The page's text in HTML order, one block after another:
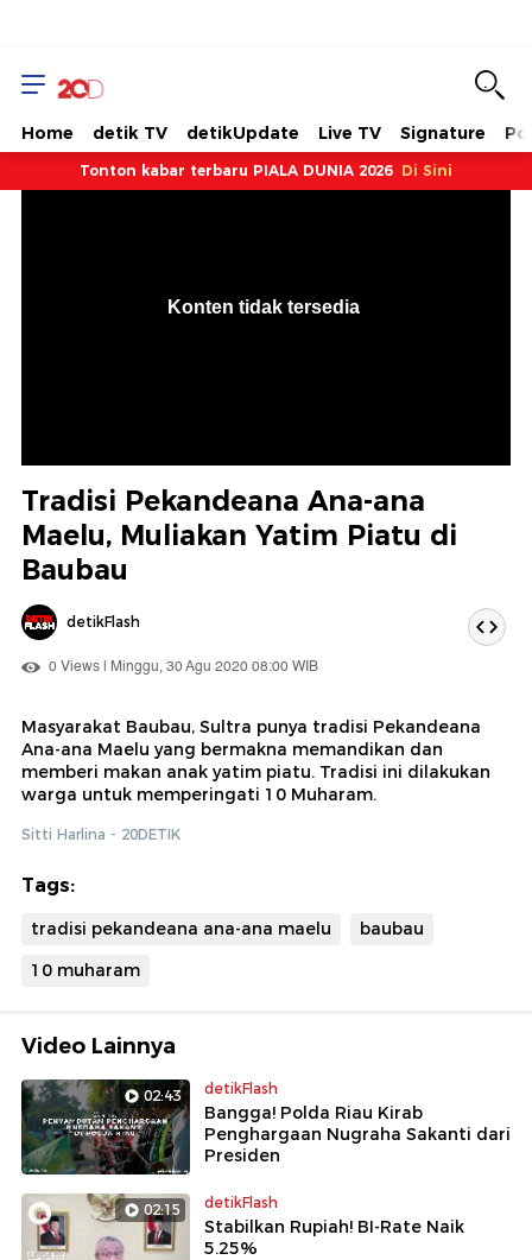
Home detik TV detikUpdate Live TV Signature
Tonton kabar terbaru PIALA DUNIA 2026 Di Sini
Konten tidak tersedia
Tradisi Pekandeana Ana-ana
Maelu, Muliakan Yatim Piatu di
Baubau
detikFlash
0 Views | Minggu, 30 Agu 2020 08:00 WIB
Masyarakat Baubau, Sultra punya tradisi Pekandeana
Ana-ana Maelu yang bermakna memandikan dan
memberi makan anak yatim piatu. Tradisi ini dilakukan
warga untuk memperingati 10 Muharam.
Sitti Harlina - 20DETIK
Tags:
tradisi pekandeana ana-ana maelu
baubau
10 muharam
Video Lainnya
02:43 detikFlash
Bangga! Polda Riau Kirab
Penghargaan Nugraha Sakanti dari
Presiden
02:15 detikFlash
Stabilkan Rupiah! BI-Rate Naik
5.25%